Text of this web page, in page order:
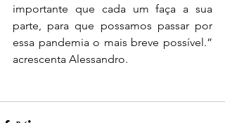
importante que cada um faça a sua
parte, para que possamos passar por
essa pandemia o mais breve possível.”
acrescenta Alessandro.